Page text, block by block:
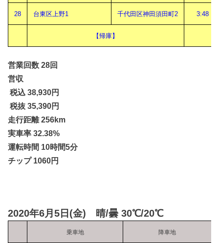
28 台東区上野1 千代田区神田須田町2 3:48
【帰庫】
営業回数 28回
営収
税込 38,930円
税抜 35,390円
走行距離 256km
実車率 32.38%
運転時間 10時間5分
チップ 1060円
2020年6月5日(金) 晴/曇 30℃/20℃
乗車地 降車地